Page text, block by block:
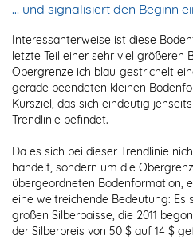
… und signalisiert den Beginn
Interessanterweise ist diese
letzte Teil einer sehr viel größeren
Obergrenze ich blau-gestrichelt
gerade beendeten kleinen
Kursziel, das sich eindeutig
Trendlinie befindet.
Da es sich bei dieser Trendlinie
handelt, sondern um die
übergeordneten Bodenformation,
eine weitreichende Bedeutung: Es
großen Silberbaisse, die 2011
der Silberpreis von 50 $ auf 14 $